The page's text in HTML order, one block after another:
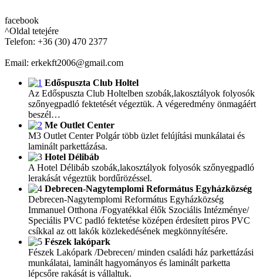
facebook
^Oldal tetejére
Telefon: +36 (30) 470 2377
Email: erkekft2006@gmail.com
Edőspuszta Club Holtel
Az Edőspuszta Club Holtelben szobák,lakosztályok folyosók
szőnyegpadló fektetését végeztük. A végeredmény önmagáért
beszél…
Me Outlet Center
M3 Outlet Center Polgár több üzlet felújítási munkálatai és
laminált parkettázása.
Hotel Délibáb
A Hotel Délibáb szobák,lakosztályok folyosók szőnyegpadló
lerakását végeztük bordűrözéssel.
Debrecen-Nagytemplomi Református Egyházközség
Debrecen-Nagytemplomi Református Egyházközség
Immanuel Otthona /Fogyatékkal élők Szociális Intézménye/
Speciális PVC padló fektetése középen érdesített piros PVC
csíkkal az ott lakók közlekedésének megkönnyítésére.
Fészek lakópark
Fészek Lakópark /Debrecen/ minden családi ház parkettázási
munkálatai, laminált hagyományos és laminált parketta
lépcsőre rakását is vállaltuk.